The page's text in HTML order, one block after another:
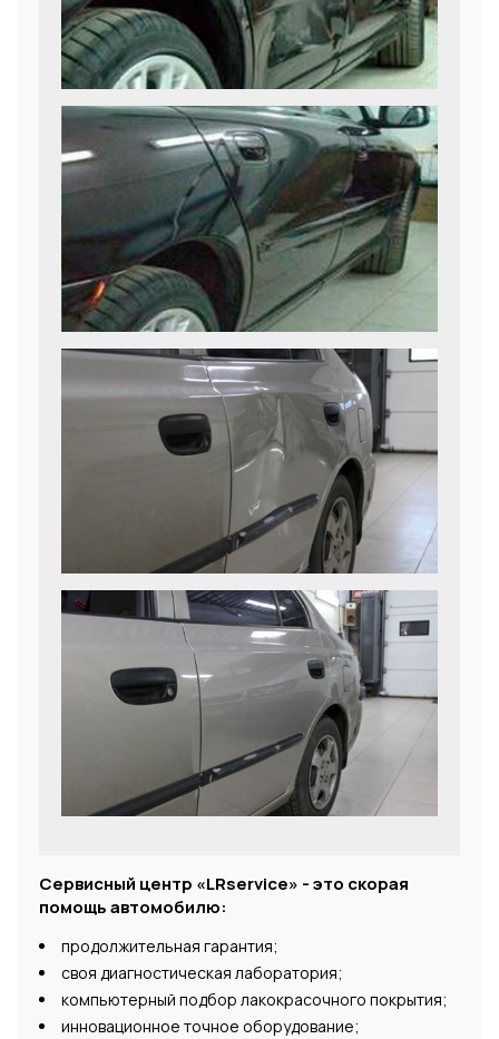
Сервисный центр «LRservice» - это скорая
помощь автомобилю:
продолжительная гарантия;
своя диагностическая лаборатория;
компьютерный подбор лакокрасочного покрытия;
инновационное точное оборудование;